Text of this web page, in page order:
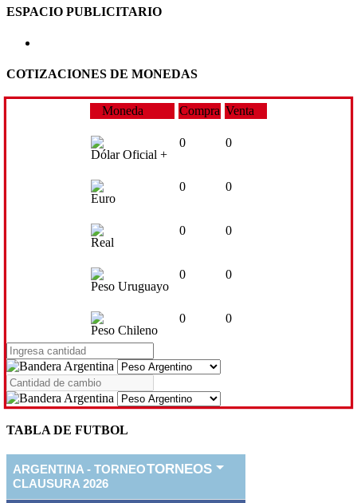
ESPACIO PUBLICITARIO
COTIZACIONES DE MONEDAS
Moneda Compra Venta
Dólar Oficial +
0 0
Euro
0 0
Real
0 0
Peso Uruguayo
0 0
Peso Chileno
0 0
TABLA DE FUTBOL